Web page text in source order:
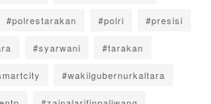
#polrestarakan #polri #presisi
#syarwani #tarakan
#wakilgubernurkaltara